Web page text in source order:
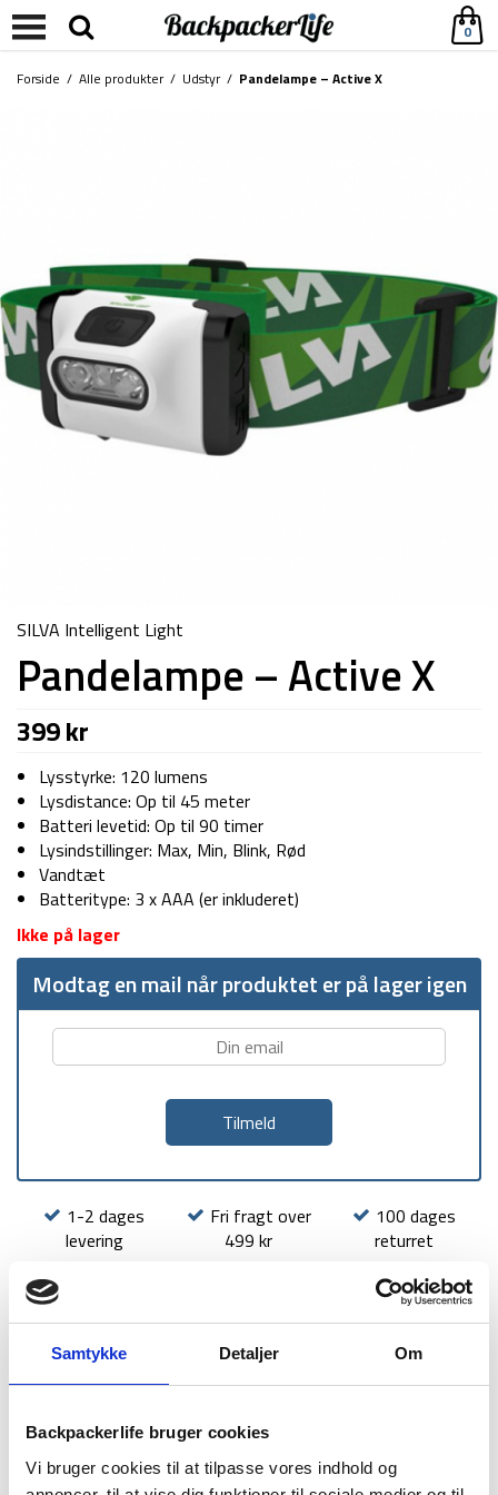
Samtykke Detaljer Om
Backpackerlife bruger cookies
Vi bruger cookies til at tilpasse vores indhold og
0
Forside / Alle produkter/ Udstyr/ Pandelampe – Active X
SILVA Intelligent Light
Pandelampe – Active X
399kr
Lysstyrke: 120 lumens
Lysdistance: Op til 45 meter
Batteri levetid: Op til 90 timer
Lysindstillinger: Max, Min, Blink, Rød
Vandtæt
Batteritype: 3 x AAA (er inkluderet)
Ikke på lager
Modtag en mail når produktet er på lager igen
1-2 dages
levering
Fri fragt over
499 kr
100 dages
returret
Intelligent Light med op til 120 lumen, en lysdistance på op til